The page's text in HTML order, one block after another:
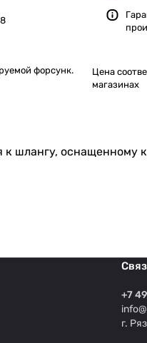
форсунк.
Цена
магазинах
к шлангу, оснащенному
+7
г.